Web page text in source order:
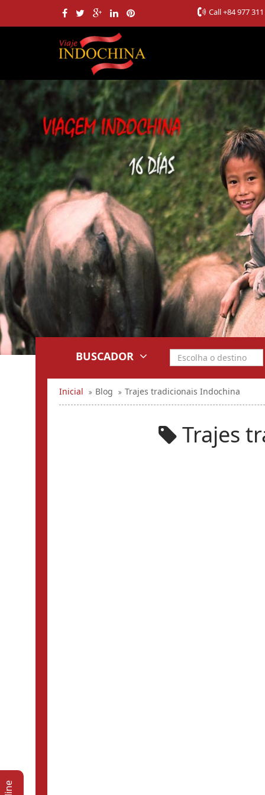
Call+84 977
BUSCADOR
Inicial Blog Trajes tradicionais Indochina
Trajes